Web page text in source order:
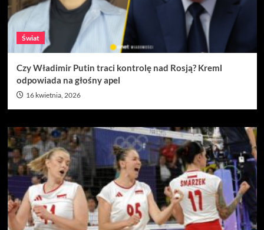
Świat
Czy Władimir Putin traci kontrolę nad Rosją? Kreml
odpowiada na głośny apel
16 kwietnia, 2026